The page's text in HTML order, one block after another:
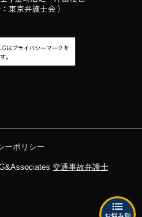
ーポリシー
交通事故弁護士